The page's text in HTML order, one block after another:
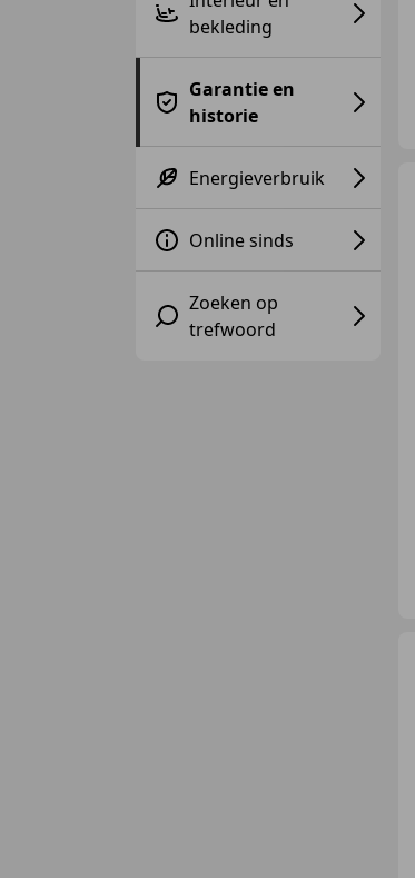
bekleding
Garantie en
historie
Energieverbruik
Online sinds
Zoeken op
trefwoord